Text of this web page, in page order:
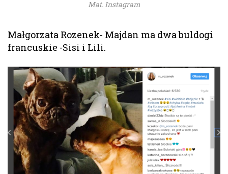
Mat. Instagram
Małgorzata Rozenek- Majdan ma dwa buldogi
francuskie -Sisi i Lili.